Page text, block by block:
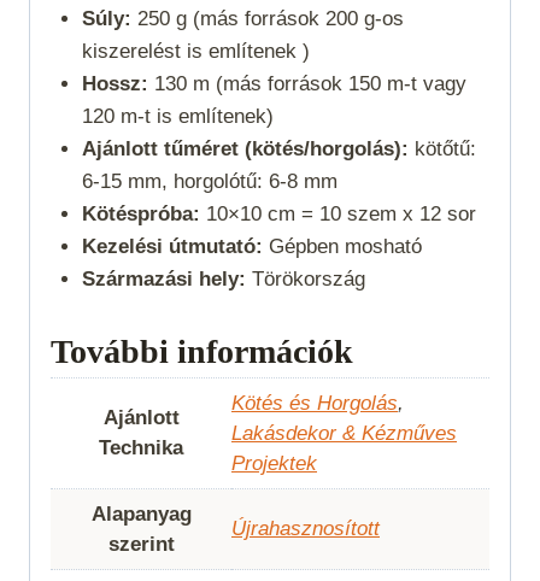
Súly: 250 g (más források 200 g-os
kiszerelést is említenek )
Hossz: 130 m (más források 150 m-t vagy
120 m-t is említenek)
Ajánlott tűméret (kötés/horgolás): kötőtű:
6-15 mm, horgolótű: 6-8 mm
Kötéspróba: 10×10 cm = 10 szem x 12 sor
Kezelési útmutató: Gépben mosható
Származási hely: Törökország
További információk
Ajánlott
Technika
Kötés és Horgolás,
Lakásdekor & Kézműves
Projektek
Alapanyag
szerint
Újrahasznosított